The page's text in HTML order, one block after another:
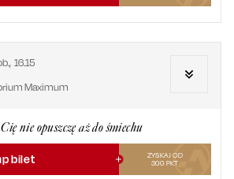
, 16.15
Maximum
nie opuszczę aż do śmiechu
bilet
ZYSKAJ OD
300 PKT